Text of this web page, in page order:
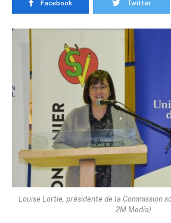
Facebook Twitter
Louise Lortie, présidente de la Commission
2M.Media)